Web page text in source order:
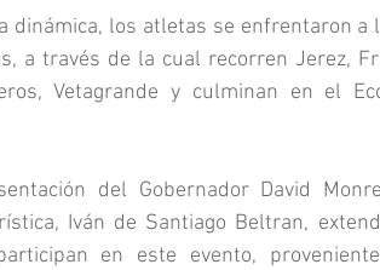
dinámica, los atletas se enfrentaron
a través de la cual recorren Jerez,
Vetagrande y culminan en el
del Gobernador David
Iván de Santiago Beltran,
en este evento,